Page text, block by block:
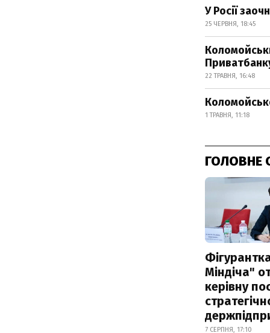
У Росії
25 ЧЕРВНЯ, 18:45
22 ТРАВНЯ, 16:48
1 ТРАВНЯ, 11:18
ГОЛОВНЕ
Міндіча"
керівну
7 СЕРПНЯ, 17:10